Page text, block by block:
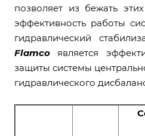
позволяет из бежать
эффективность работы
гидравлический
Flamco
является
защиты системы
гидравлического